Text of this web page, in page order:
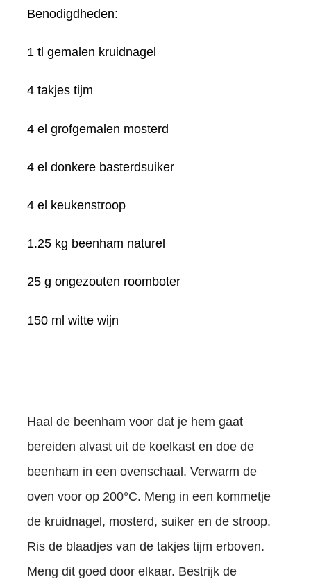
Benodigdheden:
1 tl gemalen kruidnagel
4 takjes tijm
4 el grofgemalen mosterd
4 el donkere basterdsuiker
4 el keukenstroop
1.25 kg beenham naturel
25 g ongezouten roomboter
150 ml witte wijn
Haal de beenham voor dat je hem gaat
bereiden alvast uit de koelkast en doe de
beenham in een ovenschaal. Verwarm de
oven voor op 200°C. Meng in een kommetje
de kruidnagel, mosterd, suiker en de stroop.
Ris de blaadjes van de takjes tijm erboven.
Meng dit goed door elkaar. Bestrijk de